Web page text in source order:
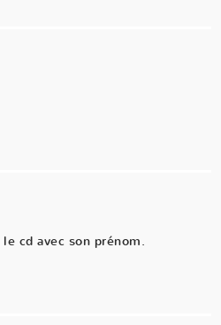
cd avec son prénom.